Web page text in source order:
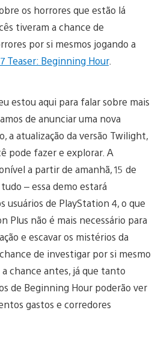
os horrores que estão lá
tiveram a chance de
por si mesmos jogando a
Teaser: Beginning Hour.
estou aqui para falar sobre mais
de anunciar uma nova
a atualização da versão Twilight,
pode fazer e explorar. A
a partir de amanhã, 15 de
– essa demo estará
usuários de PlayStation 4, o que
Plus não é mais necessário para
e escavar os mistérios da
de investigar por si mesmo
chance antes, já que tanto
de Beginning Hour poderão ver
gastos e corredores